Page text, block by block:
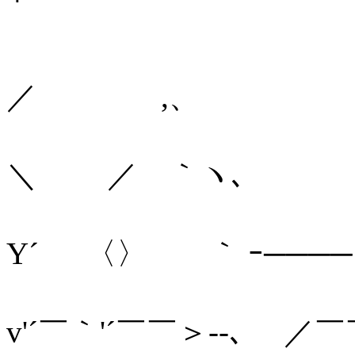
／ ,
＼ ／ ｀
Y´ 〈〉 ｀ ｰ────
v'´￣｀'´￣￣＞‐-､ ／￣